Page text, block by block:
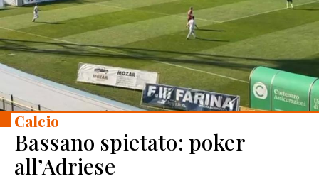
Calcio
Bassano spietato: poker
all’Adriese